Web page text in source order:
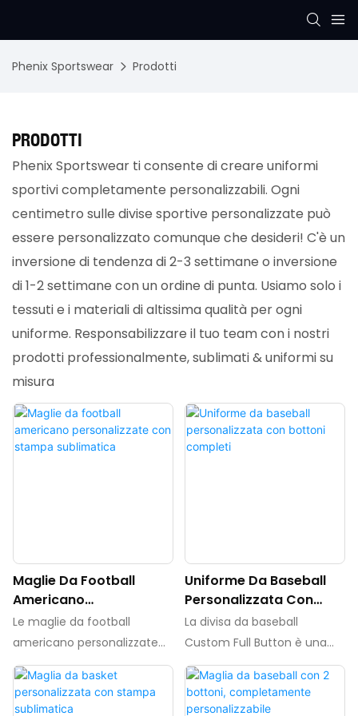
Phenix Sportswear Prodotti
PRODOTTI
Phenix Sportswear ti consente di creare uniformi
sportivi completamente personalizzabili. Ogni
centimetro sulle divise sportive personalizzate può
essere personalizzato comunque che desideri! C'è un
inversione di tendenza di 2-3 settimane o inversione
di 1-2 settimane con un ordine di punta. Usiamo solo i
tessuti e i materiali di altissima qualità per ogni
uniforme. Responsabilizzare il tuo team con i nostri
prodotti professionalmente, sublimati & uniformi su
misura
Maglie Da Football
Americano
Personalizzate Con
Stampa Sublimatica
Le maglie da football
americano personalizzate
con stampa sublimatica
sono maglie personalizzate
realizzate tramite il
Uniforme Da Baseball
Personalizzata Con
Bottoni Completi
La divisa da baseball
Custom Full Button è una
maglia da baseball
personalizzata con parte
anteriore completamente